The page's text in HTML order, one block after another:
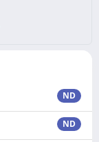
ND
ND